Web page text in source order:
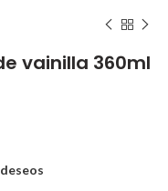
vainilla 360ml